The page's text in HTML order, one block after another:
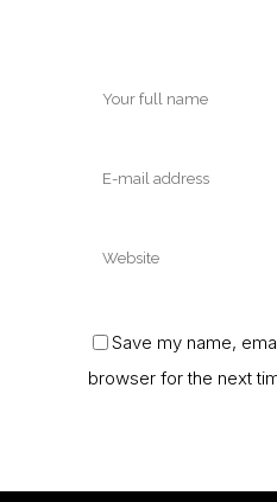
Save my name,
browser for the next